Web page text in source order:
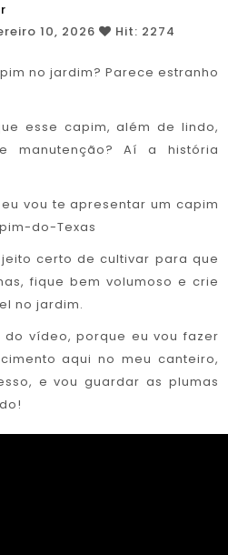
10, 2026 Hit: 2274
no jardim? Parece estranho
esse capim, além de lindo,
manutenção? Aí a história
vou te apresentar um capim
do-Texas
certo de cultivar para que
fique bem volumoso e crie
no jardim.
vídeo, porque eu vou fazer
aqui no meu canteiro,
e vou guardar as plumas